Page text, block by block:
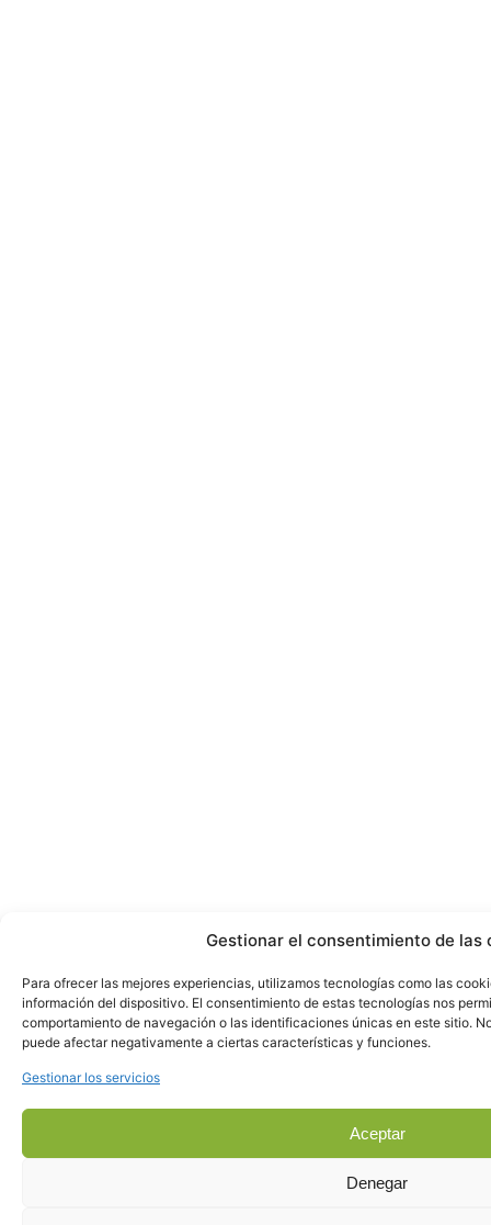
Gestionar el consentimiento de las
Para ofrecer las mejores experiencias, utilizamos tecnologías como las
información del dispositivo. El consentimiento de estas tecnologías nos
comportamiento de navegación o las identificaciones únicas en este sitio.
puede afectar negativamente a ciertas características y funciones.
Gestionar los servicios
Aceptar
Denegar